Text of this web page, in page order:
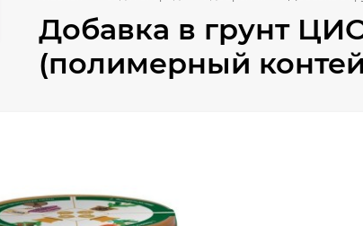
Добавка в грунт
(полимерный